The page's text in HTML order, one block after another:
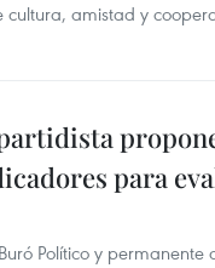
cultura, amistad y
para
Político y